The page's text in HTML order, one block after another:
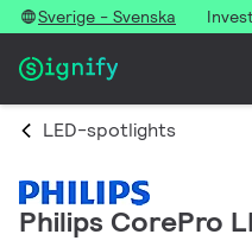
Sverige - Svenska
LED-spotlights
Philips CorePro